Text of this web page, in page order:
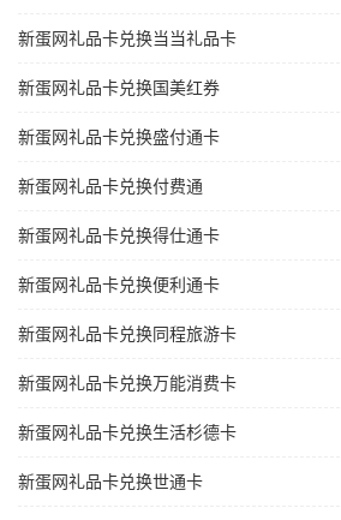
新蛋网礼品卡兑换当当礼品卡
新蛋网礼品卡兑换国美红券
新蛋网礼品卡兑换盛付通卡
新蛋网礼品卡兑换付费通
新蛋网礼品卡兑换得仕通卡
新蛋网礼品卡兑换便利通卡
新蛋网礼品卡兑换同程旅游卡
新蛋网礼品卡兑换万能消费卡
新蛋网礼品卡兑换生活杉德卡
新蛋网礼品卡兑换世通卡